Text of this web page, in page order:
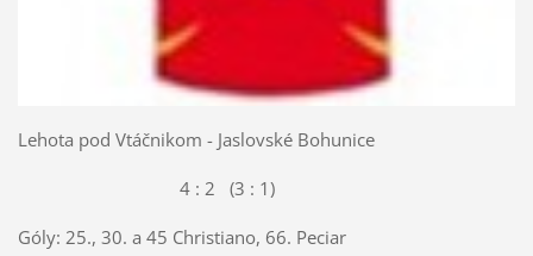
Lehota pod Vtáčnikom - Jaslovské Bohunice
4 : 2 (3 : 1)
Góly: 25., 30. a 45 Christiano, 66. Peciar